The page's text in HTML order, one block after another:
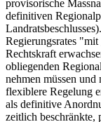
provisorische
definitiven
Regierungsrates
Rechtskraft
obliegenden
nehmen müssen
flexiblere Regelung
als definitive
zeitlich beschränkte,